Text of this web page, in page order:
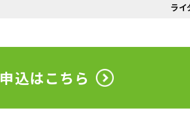
ライ
申込はこちら